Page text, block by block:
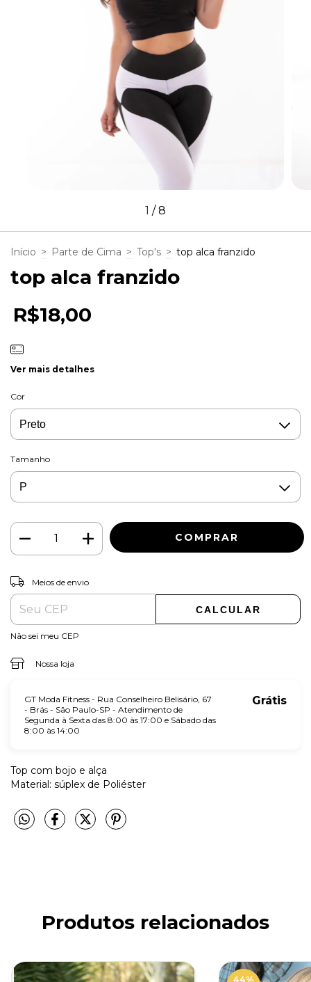
1 /8
Início > Parte de Cima > Top's > top alca franzido
top alca franzido
R$18,00
Ver mais detalhes
Cor
Tamanho
Entregas para o CEP:
Meios de envio
CALCULAR
Não sei meu CEP
Nossa loja
GT Moda Fitness - Rua Conselheiro Belisário, 67
- Brás - São Paulo-SP - Atendimento de
Segunda à Sexta das 8:00 às 17:00 e Sábado das
8:00 às 14:00
Grátis
Top com bojo e alça
Material: súplex de Poliéster
Produtos relacionados
44%